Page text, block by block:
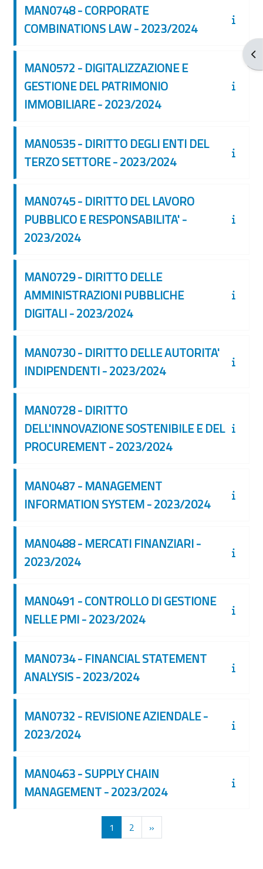
MAN0748 - CORPORATE
COMBINATIONS LAW - 2023/2024
MAN0572 - DIGITALIZZAZIONE E
GESTIONE DEL PATRIMONIO
IMMOBILIARE - 2023/2024
MAN0535 - DIRITTO DEGLI ENTI DEL
TERZO SETTORE - 2023/2024
MAN0745 - DIRITTO DEL LAVORO
PUBBLICO E RESPONSABILITA' -
2023/2024
MAN0729 - DIRITTO DELLE
AMMINISTRAZIONI PUBBLICHE
DIGITALI - 2023/2024
MAN0730 - DIRITTO DELLE AUTORITA'
INDIPENDENTI - 2023/2024
MAN0728 - DIRITTO
DELL'INNOVAZIONE SOSTENIBILE E DEL
PROCUREMENT - 2023/2024
MAN0487 - MANAGEMENT
INFORMATION SYSTEM - 2023/2024
MAN0488 - MERCATI FINANZIARI -
2023/2024
MAN0491 - CONTROLLO DI GESTIONE
NELLE PMI - 2023/2024
MAN0734 - FINANCIAL STATEMENT
ANALYSIS - 2023/2024
MAN0732 - REVISIONE AZIENDALE -
2023/2024
MAN0463 - SUPPLY CHAIN
MANAGEMENT - 2023/2024
1 Pagina 1
2 Pagina 2
»Pagina successiva